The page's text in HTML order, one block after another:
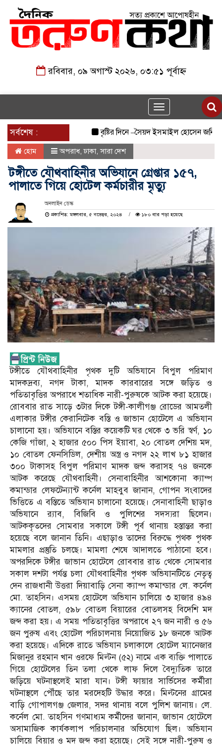
রবিবার, ০৯ অগাস্ট ২০২৬, ০৩:৫১ পূর্বাহ্ন
Toggle
navigation
সর্বশেষ :
বৃষ্টির দিনে –সৈয়দ ইসমাইল হোসেন জনি
হোম অপরাধ,ঢাকা,সারা দেশ
টঙ্গীতে যৌথবাহিনীর অভিযানে গ্রেপ্তার ১৫৭,
পালাতে গিয়ে হোটেল কর্মচারীর মৃত্যু
অনলাইন ডেস্ক
প্রকাশিত: মঙ্গলবার, ৫ নভেম্বর, ২০২৪
১৮০ বার পড়া হয়েছে
টঙ্গীতে যৌথবাহিনীর পৃথক দুটি অভিযানে বিপুল পরিমাণ
মাদকদ্রব্য, নগদ টাকা, মাদক কারবারের সঙ্গে জড়িত ও
পতিতাবৃত্তির অপরাধে শতাধিক নারী-পুরুষকে আটক করা হয়েছে।
রোববার রাত সাড়ে ৩টার দিকে টঙ্গী-কালীগঞ্জ রোডের আমতলী
এলাকার টঙ্গীর কেরানিটেক বস্তি ও জাভান হোটেলে এ অভিযান
চালানো হয়। অভিযানে বস্তির কয়েকটি ঘর থেকে ৩ ভরি স্বর্ণ, ১০
কেজি গাঁজা, ২ হাজার ৫০০ পিস ইয়াবা, ২০ বোতল দেশিয় মদ,
১০ বোতল ফেনসিডিল, দেশীয় অস্ত্র ও নগদ ২২ লাখ ৮১ হাজার
৩০০ টাকাসহ বিপুল পরিমাণ মাদক জব্দ করাসহ ৭৪ জনকে
আটক করেছে যৌথবাহিনী। সেনাবাহিনীর আশকোনা ক্যাম্প
কমান্ডার লেফটেন্যান্ট কর্নেল মাহবুব জানান, গোপন সংবাদের
ভিত্তিতে এ বস্তিতে অভিযান চালানো হয়েছে। সেনাবাহিনী ছাড়াও
অভিযানে র‌্যাব, বিজিবি ও পুলিশের সদস্যরা ছিলেন।
আটককৃতদের সোমবার সকালে টঙ্গী পূর্ব থানায় হস্তান্তর করা
হয়েছে বলে জানান তিনি। এছাড়াও তাদের বিরুদ্ধে পৃথক পৃথক
মামলার প্রস্তুতি চলছে। মামলা শেষে আদালতে পাঠানো হবে।
অপরদিকে টঙ্গীর জাভান হোটেলে রোববার রাত থেকে সোমবার
সকাল দশটা পর্যন্ত চলা যৌথবাহিনীর পৃথক অভিযানটিতে নেতৃত্ব
দেন রাজধানী উত্তরা দিয়াবাড়ি সেনা ক্যাম্প কমান্ডার লে. কর্নেল
মো. তাহসিন। এসময় হোটেলে অভিযান চালিয়ে ৩ হাজার ৪৯৪
ক্যানের বোতল, ৫৯৮ বোতল বিয়ারের বোতলসহ বিদেশি মদ
জব্দ করা হয়। এ সময় পতিতাবৃত্তির অপরাধে ২৭ জন নারী ও ৫৬
জন পুরুষ এবং হোটেল পরিচালনায় নিয়োজিত ১৮ জনকে আটক
করা হয়েছে। এদিকে রাতে অভিযান চলাকালে হোটেল ম্যানেজার
মিজানুর রহমান খান ওরফে মিল্টন (৫২) নামে এক ব্যক্তি পালাতে
গিয়ে হোটেলের তিন তলা থেকে লাফ দিলে বৈদ্যুতিক তারে
জড়িয়ে ঘটনাস্থলেই মারা যান। টঙ্গী ফায়ার সার্ভিসের কর্মীরা
ঘটনাস্থলে পৌঁছে তার মরদেহটি উদ্ধার করে। মিল্টনের গ্রামের
বাড়ি গোপালগঞ্জ জেলার, সদর থানায় বলে পুলিশ জানায়। লে.
কর্নেল মো. তাহসিন গণমাধ্যম কর্মীদের জানান, জাভান হোটেলে
অসামাজিক কার্যকলাপ পরিচালনার অভিযোগ ছিল। অভিযান
চালিয়ে বিয়ার ও মদ জব্দ করা হয়েছে। সেই সঙ্গে নারী-পুরুষ ও